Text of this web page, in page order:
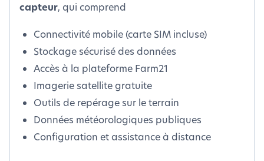
capteur, qui comprend
Connectivité mobile (carte SIM incluse)
Stockage sécurisé des données
Accès à la plateforme Farm21
Imagerie satellite gratuite
Outils de repérage sur le terrain
Données météorologiques publiques
Configuration et assistance à distance